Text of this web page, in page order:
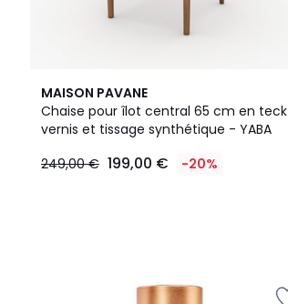
MAISON PAVANE
Chaise pour îlot central 65 cm en teck
vernis et tissage synthétique - YABA
249,00 € 199,00 € -20%